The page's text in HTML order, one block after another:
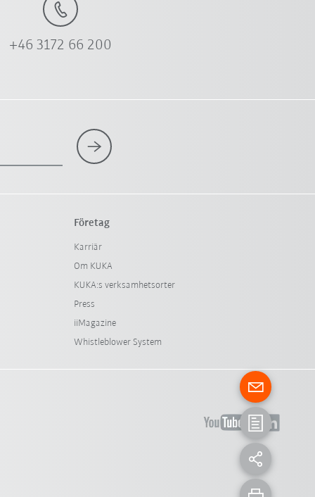
+46 3172 66 200
Företag
Karriär
Om KUKA
KUKA:s verksamhetsorter
Press
iiMagazine
Whistleblower System